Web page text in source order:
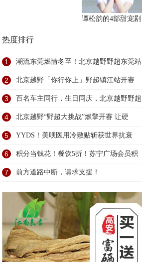
谭松韵的4部甜宠剧
热度排行
1 潮流东莞燃情冬至！北京越野野超东莞站
2 北京越野「你行你上」野超镇江站开赛
3 百名车主同行，生日同庆，北京越野野超
4 北京越野“野超大挑战”燃擎开赛 让硬
5 YYDS！美呗医用冷敷贴斩获世界抗衰
6 积分当钱花！餐饮5折！苏宁广场会员积
7 前方道路中断，请求支援！